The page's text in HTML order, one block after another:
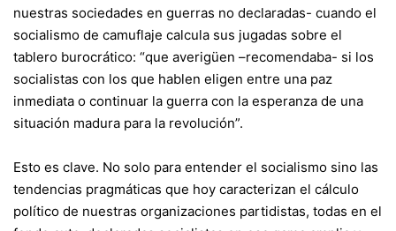
nuestras sociedades en guerras no declaradas- cuando el
socialismo de camuflaje calcula sus jugadas sobre el
tablero burocrático: “que averigüen –recomendaba- si los
socialistas con los que hablen eligen entre una paz
inmediata o continuar la guerra con la esperanza de una
situación madura para la revolución”.
Esto es clave. No solo para entender el socialismo sino las
tendencias pragmáticas que hoy caracterizan el cálculo
político de nuestras organizaciones partidistas, todas en el